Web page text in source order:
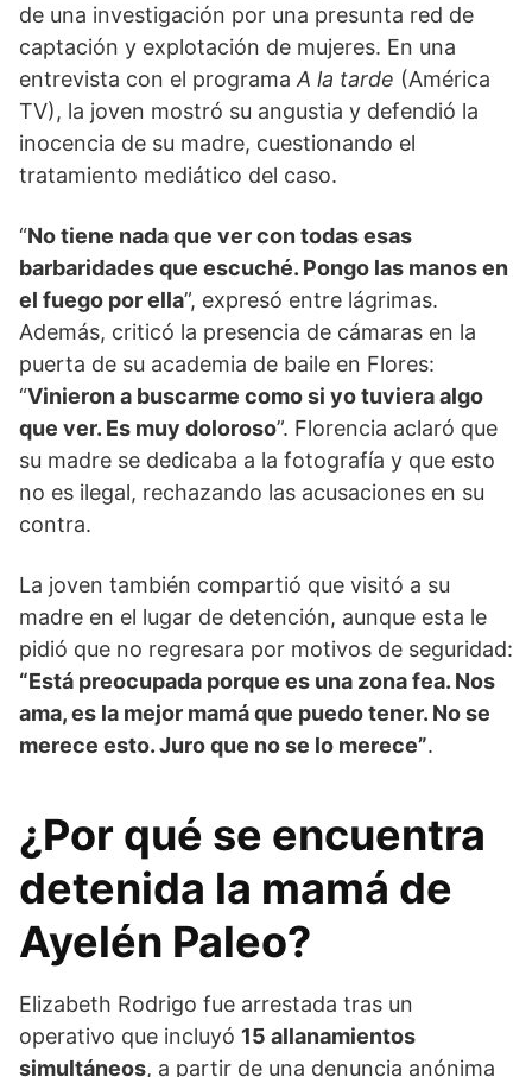
de una investigación por una presunta red de
captación y explotación de mujeres. En una
entrevista con el programa A la tarde (América
TV), la joven mostró su angustia y defendió la
inocencia de su madre, cuestionando el
tratamiento mediático del caso.
“No tiene nada que ver con todas esas
barbaridades que escuché. Pongo las manos en
el fuego por ella”, expresó entre lágrimas.
Además, criticó la presencia de cámaras en la
puerta de su academia de baile en Flores:
“Vinieron a buscarme como si yo tuviera algo
que ver. Es muy doloroso”. Florencia aclaró que
su madre se dedicaba a la fotografía y que esto
no es ilegal, rechazando las acusaciones en su
contra.
La joven también compartió que visitó a su
madre en el lugar de detención, aunque esta le
pidió que no regresara por motivos de seguridad:
“Está preocupada porque es una zona fea. Nos
ama, es la mejor mamá que puedo tener. No se
merece esto. Juro que no se lo merece”.
¿Por qué se encuentra
detenida la mamá de
Ayelén Paleo?
Elizabeth Rodrigo fue arrestada tras un
operativo que incluyó 15 allanamientos
simultáneos, a partir de una denuncia anónima